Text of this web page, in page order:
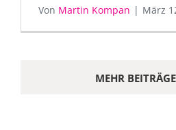
Von Martin Kompan | März
MEHR